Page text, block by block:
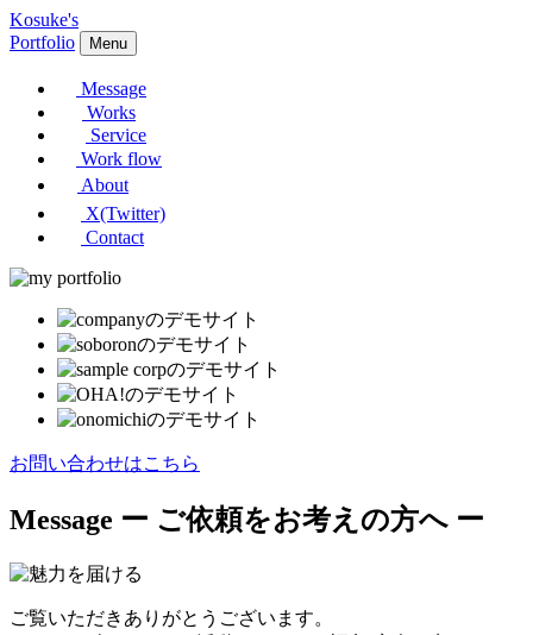
Kosuke's
Portfolio
Menu
Message
Works
Service
Work flow
About
X(Twitter)
Contact
お問い合わせはこちら
Message ー ご依頼をお考えの方へ ー
ご覧いただきありがとうございます。